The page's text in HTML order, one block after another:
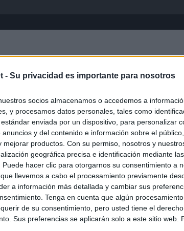
- Su privacidad es importante para nosotros
socios almacenamos o accedemos a
y procesamos datos personales, tales como
enviada por un dispositivo, para personalizar
anuncios y del contenido e información sobre el
mejorar productos. Con su permiso, nosotros y
geográfica precisa e identificación mediante
Puede hacer clic para otorgarnos su consentimiento a
llevemos a cabo el procesamiento previamente
a información más detallada y cambiar sus
Tenga en cuenta que algún
de su consentimiento, pero usted tiene el
Sus preferencias se aplicarán solo a este sitio web.
Inicio